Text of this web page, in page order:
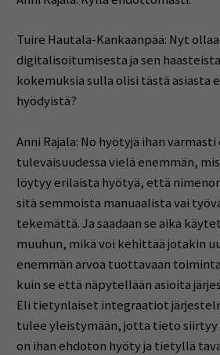
Tuire Hautala-Kankaanpää: Nyt
digitalisoitumisesta ja sen
kokemuksia sulla olisi tästä asiasta
hyödyistä?
Anni Rajala: No hyötyjä ihan varmasti
tulevaisuudessa vielä enemmän,
löytyy erilaista hyötyä, että
sitä semmoista manuaalista vai
tekemättä. Ja saadaan se aika
muuhun, mikä voi kehittää jotakin
enemmän arvoa tuottavaan
kuin se että näpytellään asioita
Eli tietynlaiset integraatiot
tulee yleistymään, jotta tieto siirtyy
on ihan ehdoton hyöty ja tietyllä